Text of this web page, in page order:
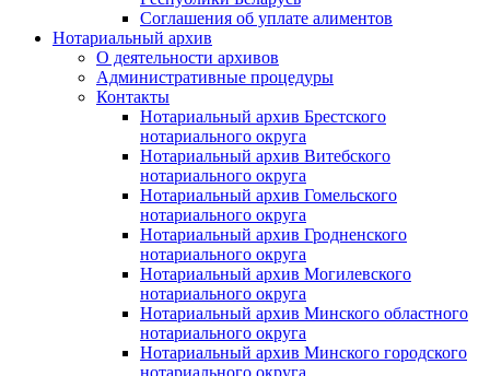
Соглашения об уплате алиментов
Нотариальный архив
О деятельности архивов
Административные процедуры
Контакты
Нотариальный архив Брестского
нотариального округа
Нотариальный архив Витебского
нотариального округа
Нотариальный архив Гомельского
нотариального округа
Нотариальный архив Гродненского
нотариального округа
Нотариальный архив Могилевского
нотариального округа
Нотариальный архив Минского областного
нотариального округа
Нотариальный архив Минского городского